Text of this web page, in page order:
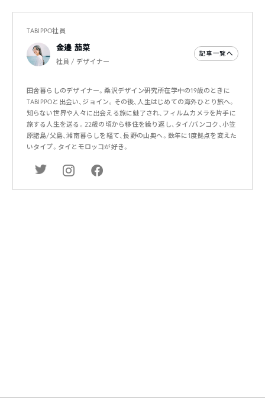
TABIPPO社員
金邉 茄菜
社員 / デザイナー
記事一覧へ
田舎暮らしのデザイナー。桑沢デザイン研究所在学中の19歳のときに
TABIPPOと出会い、ジョイン。その後、人生はじめての海外ひとり旅へ。
知らない世界や人々に出会える旅に魅了され、フィルムカメラを片手に
旅する人生を送る。22歳の頃から移住を繰り返し、タイ/バンコク、小笠
原諸島/父島、湘南暮らしを経て、長野の山奥へ。数年に1度拠点を変えた
いタイプ。タイとモロッコが好き。